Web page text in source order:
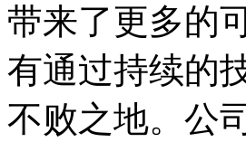
带来了更多的
有通过持续的
不败之地。公